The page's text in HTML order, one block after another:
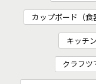
カップボード（食
キッチ
クラフツ